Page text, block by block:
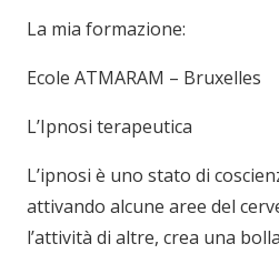
La mia formazione:
Ecole ATMARAM – Bruxelles
L’Ipnosi terapeutica
L’ipnosi è uno stato di
attivando alcune aree del
l’attività di altre, crea una